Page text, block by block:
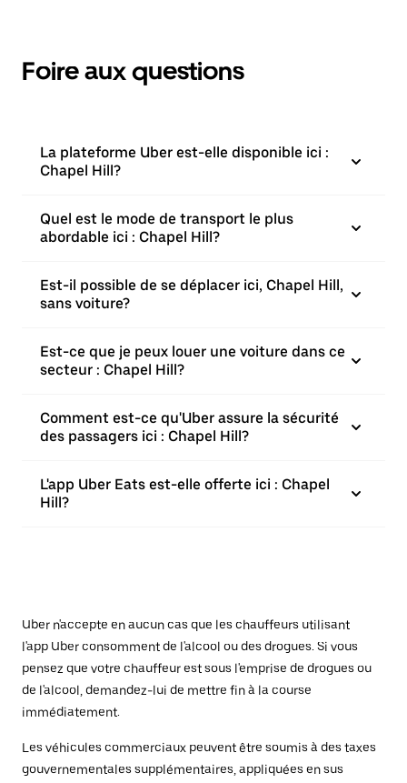
Foire aux questions
La plateforme Uber est-elle disponible ici :
Chapel Hill?
Quel est le mode de transport le plus
abordable ici : Chapel Hill?
Est-il possible de se déplacer ici, Chapel Hill,
sans voiture?
Est-ce que je peux louer une voiture dans ce
secteur : Chapel Hill?
Comment est-ce qu'Uber assure la sécurité
des passagers ici : Chapel Hill?
L'app Uber Eats est-elle offerte ici : Chapel
Hill?
Uber n'accepte en aucun cas que les chauffeurs utilisant
l'app Uber consomment de l'alcool ou des drogues. Si vous
pensez que votre chauffeur est sous l'emprise de drogues ou
de l'alcool, demandez-lui de mettre fin à la course
immédiatement.
Les véhicules commerciaux peuvent être soumis à des taxes
gouvernementales supplémentaires, appliquées en sus